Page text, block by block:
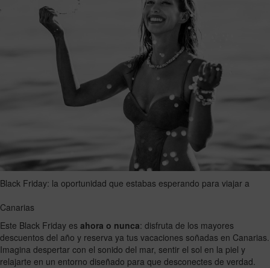
Black Friday: la oportunidad que estabas esperando para viajar a
Canarias
Este Black Friday es ahora o nunca: disfruta de los mayores
descuentos del año y reserva ya tus vacaciones soñadas en Canarias.
Imagina despertar con el sonido del mar, sentir el sol en la piel y
relajarte en un entorno diseñado para que desconectes de verdad.